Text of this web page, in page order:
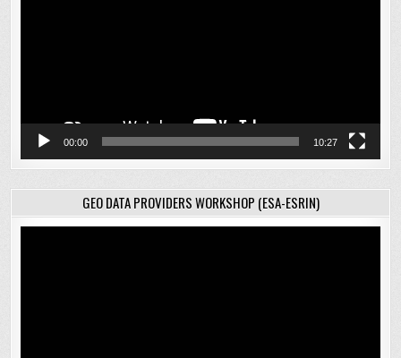
00:00 10:27
GEO DATA PROVIDERS WORKSHOP (ESA-ESRIN)